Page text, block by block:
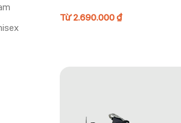
Từ2.690.000₫